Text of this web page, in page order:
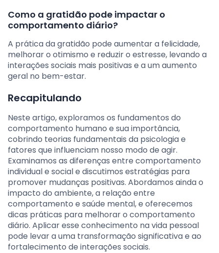
Como a gratidão pode impactar o
comportamento diário?
A prática da gratidão pode aumentar a felicidade,
melhorar o otimismo e reduzir o estresse, levando a
interações sociais mais positivas e a um aumento
geral no bem-estar.
Recapitulando
Neste artigo, exploramos os fundamentos do
comportamento humano e sua importância,
cobrindo teorias fundamentais da psicologia e
fatores que influenciam nosso modo de agir.
Examinamos as diferenças entre comportamento
individual e social e discutimos estratégias para
promover mudanças positivas. Abordamos ainda o
impacto do ambiente, a relação entre
comportamento e saúde mental, e oferecemos
dicas práticas para melhorar o comportamento
diário. Aplicar esse conhecimento na vida pessoal
pode levar a uma transformação significativa e ao
fortalecimento de interações sociais.